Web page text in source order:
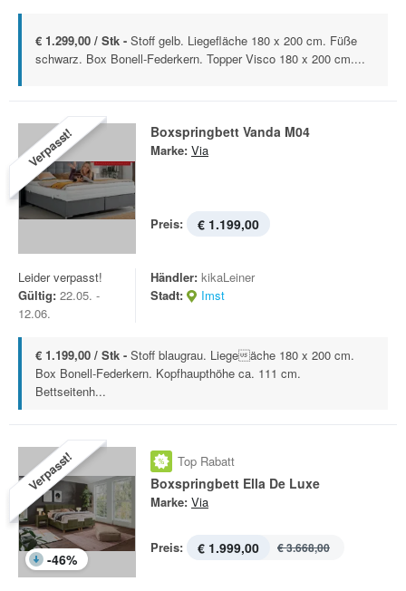
€ 1.299,00 / Stk - Stoff gelb. Liegefläche 180 x 200 cm. Füße
schwarz. Box Bonell-Federkern. Topper Visco 180 x 200 cm....
Verpasst! Boxspringbett Vanda M04
Marke: Via
Preis: € 1.199,00
Leider verpasst!
Gültig: 22.05. -
12.06.
Händler: kikaLeiner
Stadt:
Imst
€ 1.199,00 / Stk - Stoff blaugrau. Liegeäche 180 x 200 cm.
Box Bonell-Federkern. Kopfhaupthöhe ca. 111 cm.
Bettseitenh...
Verpasst!
-46%
Top Rabatt
Boxspringbett Ella De Luxe
Marke: Via
Preis: € 1.999,00 € 3.668,00